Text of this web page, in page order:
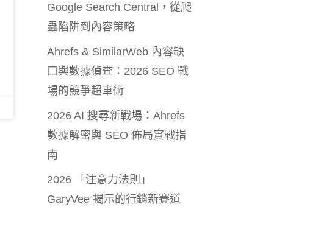
Google Search Central，從爬
蟲陷阱到內容策略
Ahrefs & SimilarWeb 內容缺
口與數據偵查：2026 SEO 戰
場的競爭超車術
2026 AI 搜尋新戰場：Ahrefs
數據解密與 SEO 佈局實戰指
南
2026 「注意力法則」
GaryVee 揭示的行銷新賽道